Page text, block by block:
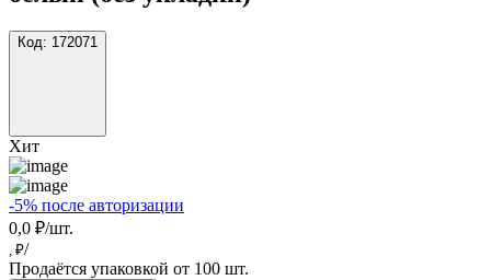
Код: 172071
Хит
-5% после авторизации
0,0 ₽/шт.
, ₽/
Продаётся упаковкой от 100 шт.